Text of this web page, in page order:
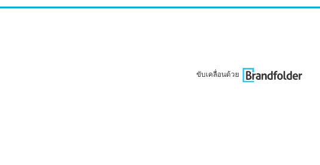
ขับเคลื่อนด้วย